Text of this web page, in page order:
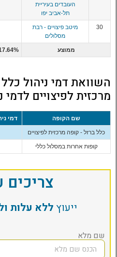
העובדים בעיריית
תל-אביב יפו
30
מיטב פיצויים - רבת
מסלולים
ממוצע
השוואת דמי ניהול
מרכזית לפיצויים
שם הקופה דמי
כלל ברזל - קופה מרכזית לפיצויים
קופות אחרות במסלול כללי
צריכים
ייעוץללא עלות
שם מלא